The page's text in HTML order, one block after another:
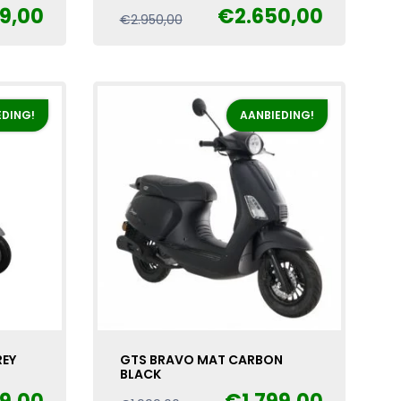
€2.950,00Oorspronkelijke
€2.650,00
Huidige
AANBIEDING!
GTS BRAVO MAT CARBON
BLACK